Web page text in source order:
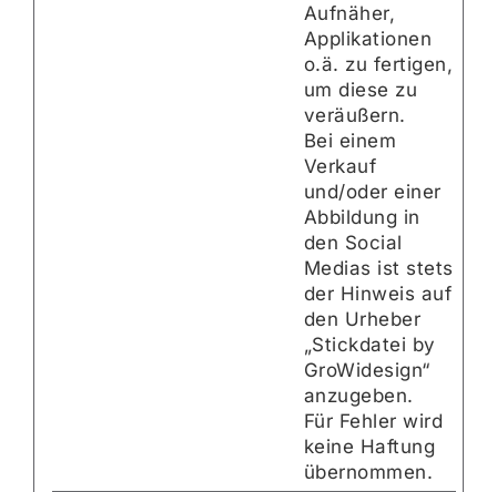
Aufnäher,
Applikationen
o.ä. zu fertigen,
um diese zu
veräußern.
Bei einem
Verkauf
und/oder einer
Abbildung in
den Social
Medias ist stets
der Hinweis auf
den Urheber
„Stickdatei by
GroWidesign“
anzugeben.
Für Fehler wird
keine Haftung
übernommen.